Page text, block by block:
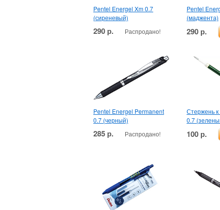
Pentel Energel Xm 0.7
(сиреневый)
290 р. Распродано!
Pentel
(маджента)
290 р.
Pentel Energel Permanent
0.7 (черный)
285 р. Распродано!
Стержень
0.7
100 р.